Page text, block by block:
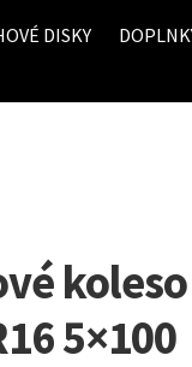
DISKY
5×100